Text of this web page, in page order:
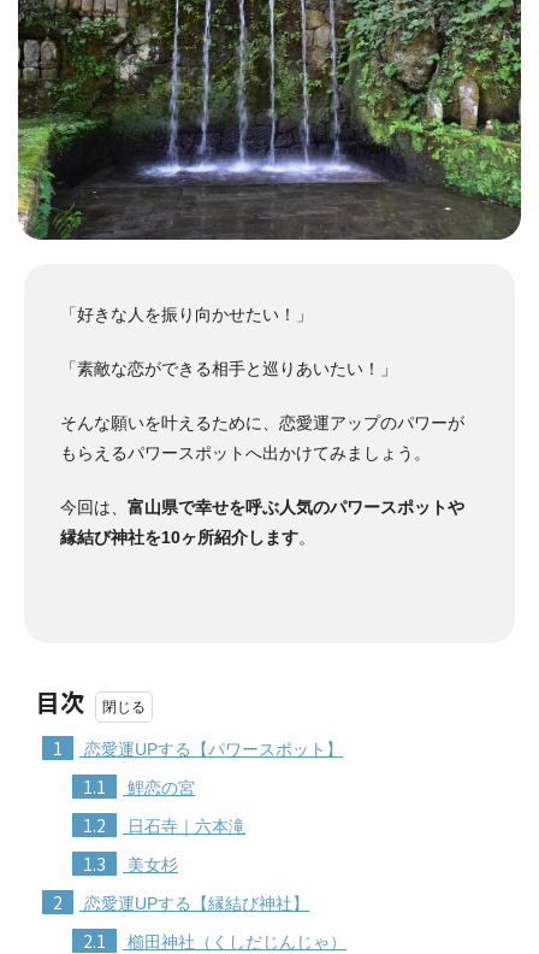
「好きな人を振り向かせたい！」
「素敵な恋ができる相手と巡りあいたい！」
そんな願いを叶えるために、恋愛運アップのパワーが
もらえるパワースポットへ出かけてみましょう。
今回は、 富山県で幸せを呼ぶ人気のパワースポットや
縁結び神社を10ヶ所紹介します。
目次
1 恋愛運UPする【パワースポット】
1.1 鯉恋の宮
1.2 日石寺｜六本滝
1.3 美女杉
2 恋愛運UPする【縁結び神社】
2.1 櫛田神社（くしだじんじゃ）